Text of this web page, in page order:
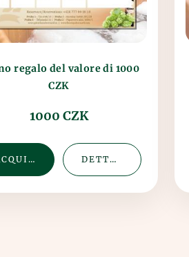
regalo del valore di 1000
CZK
1000 CZK
ACQUISTA DETTAGLIO